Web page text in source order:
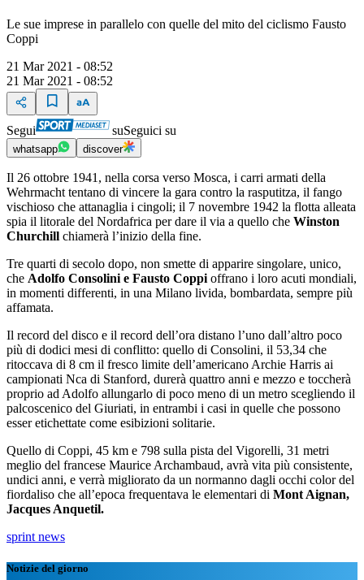
Le sue imprese in parallelo con quelle del mito del ciclismo Fausto
Coppi
21 Mar 2021 - 08:52
21 Mar 2021 - 08:52
Segui suSeguici su
whatsapp discover
Il 26 ottobre 1941, nella corsa verso Mosca, i carri armati della
Wehrmacht tentano di vincere la gara contro la rasputitza, il fango
vischioso che attanaglia i cingoli; il 7 novembre 1942 la flotta alleata
spia il litorale del Nordafrica per dare il via a quello che Winston
Churchill chiamerà l’inizio della fine.
Tre quarti di secolo dopo, non smette di apparire singolare, unico,
che Adolfo Consolini e Fausto Coppi offrano i loro acuti mondiali,
in momenti differenti, in una Milano livida, bombardata, sempre più
affamata.
Il record del disco e il record dell’ora distano l’uno dall’altro poco
più di dodici mesi di conflitto: quello di Consolini, il 53,34 che
ritoccava di 8 cm il fresco limite dell’americano Archie Harris ai
campionati Nca di Stanford, durerà quattro anni e mezzo e toccherà
proprio ad Adolfo allungarlo di poco meno di un metro scegliendo il
palcoscenico del Giuriati, in entrambi i casi in quelle che possono
esser etichettate come esibizioni solitarie.
Quello di Coppi, 45 km e 798 sulla pista del Vigorelli, 31 metri
meglio del francese Maurice Archambaud, avrà vita più consistente,
undici anni, e verrà migliorato da un normanno dagli occhi color del
fiordaliso che all’epoca frequentava le elementari di Mont Aignan,
Jacques Anquetil.
sprint news
Notizie del giorno